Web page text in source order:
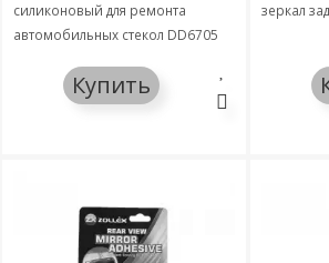
силиконовый для ремонта
автомобильных стекол DD6705
Купить
зеркал